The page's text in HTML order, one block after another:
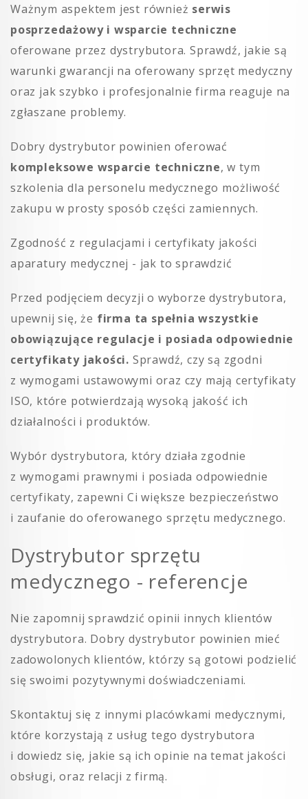
Ważnym aspektem jest również serwis
posprzedażowy i wsparcie techniczne
oferowane przez dystrybutora. Sprawdź, jakie są
warunki gwarancji na oferowany sprzęt medyczny
oraz jak szybko i profesjonalnie firma reaguje na
zgłaszane problemy.
Dobry dystrybutor powinien oferować
kompleksowe wsparcie techniczne, w tym
szkolenia dla personelu medycznego możliwość
zakupu w prosty sposób części zamiennych.
Zgodność z regulacjami i certyfikaty jakości
aparatury medycznej - jak to sprawdzić
Przed podjęciem decyzji o wyborze dystrybutora,
upewnij się, że firma ta spełnia wszystkie
obowiązujące regulacje i posiada odpowiednie
certyfikaty jakości. Sprawdź, czy są zgodni
z wymogami ustawowymi oraz czy mają certyfikaty
ISO, które potwierdzają wysoką jakość ich
działalności i produktów.
Wybór dystrybutora, który działa zgodnie
z wymogami prawnymi i posiada odpowiednie
certyfikaty, zapewni Ci większe bezpieczeństwo
i zaufanie do oferowanego sprzętu medycznego.
Dystrybutor sprzętu
medycznego - referencje
Nie zapomnij sprawdzić opinii innych klientów
dystrybutora. Dobry dystrybutor powinien mieć
zadowolonych klientów, którzy są gotowi podzielić
się swoimi pozytywnymi doświadczeniami.
Skontaktuj się z innymi placówkami medycznymi,
które korzystają z usług tego dystrybutora
i dowiedz się, jakie są ich opinie na temat jakości
obsługi, oraz relacji z firmą.